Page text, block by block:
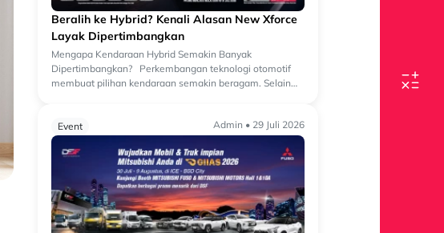
Beralih ke Hybrid? Kenali Alasan New Xforce
Layak Dipertimbangkan
Mengapa Kendaraan Hybrid Semakin Banyak
Dipertimbangkan? Perkembangan teknologi otomotif
membuat pilihan kendaraan semakin beragam. Selain
Event
Admin • 29 Juli 2026